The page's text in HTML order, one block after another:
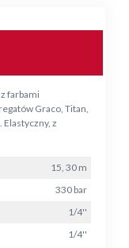
farbami
Graco, Titan,
z
15, 30 m
330 bar
1/4''
1/4''